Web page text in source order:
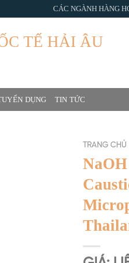
CÁC NGÀNH HÀNG
TẾ HẢI ÂU
DỤNG TIN TỨC
TRANG CHỦ